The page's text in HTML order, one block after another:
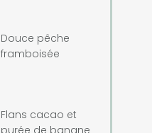
Douce pêche
framboisée
Flans cacao et
purée de banane